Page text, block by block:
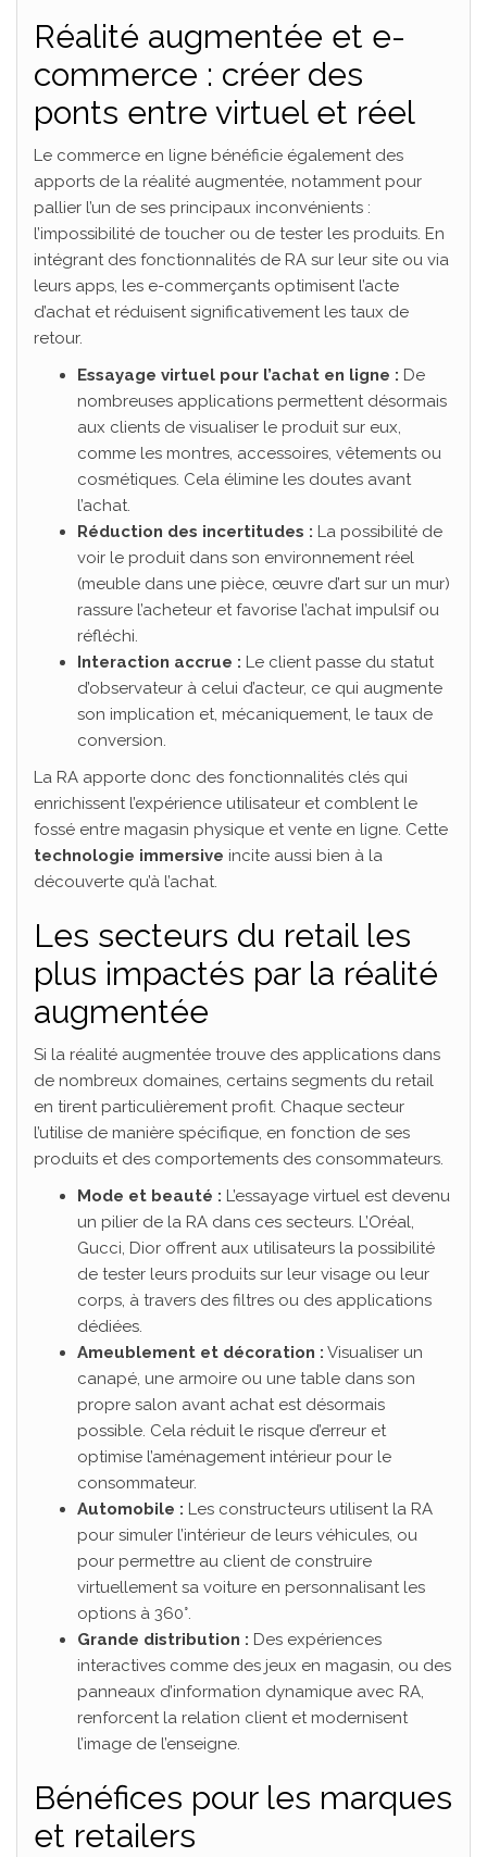
Réalité augmentée et e-
commerce : créer des
ponts entre virtuel et réel
Le commerce en ligne bénéficie également des
apports de la réalité augmentée, notamment pour
pallier l’un de ses principaux inconvénients :
l’impossibilité de toucher ou de tester les produits. En
intégrant des fonctionnalités de RA sur leur site ou via
leurs apps, les e-commerçants optimisent l’acte
d’achat et réduisent significativement les taux de
retour.
Essayage virtuel pour l’achat en ligne : De
nombreuses applications permettent désormais
aux clients de visualiser le produit sur eux,
comme les montres, accessoires, vêtements ou
cosmétiques. Cela élimine les doutes avant
l’achat.
Réduction des incertitudes : La possibilité de
voir le produit dans son environnement réel
(meuble dans une pièce, œuvre d’art sur un mur)
rassure l’acheteur et favorise l’achat impulsif ou
réfléchi.
Interaction accrue : Le client passe du statut
d’observateur à celui d’acteur, ce qui augmente
son implication et, mécaniquement, le taux de
conversion.
La RA apporte donc des fonctionnalités clés qui
enrichissent l’expérience utilisateur et comblent le
fossé entre magasin physique et vente en ligne. Cette
technologie immersive incite aussi bien à la
découverte qu’à l’achat.
Les secteurs du retail les
plus impactés par la réalité
augmentée
Si la réalité augmentée trouve des applications dans
de nombreux domaines, certains segments du retail
en tirent particulièrement profit. Chaque secteur
l’utilise de manière spécifique, en fonction de ses
produits et des comportements des consommateurs.
Mode et beauté : L’essayage virtuel est devenu
un pilier de la RA dans ces secteurs. L’Oréal,
Gucci, Dior offrent aux utilisateurs la possibilité
de tester leurs produits sur leur visage ou leur
corps, à travers des filtres ou des applications
dédiées.
Ameublement et décoration : Visualiser un
canapé, une armoire ou une table dans son
propre salon avant achat est désormais
possible. Cela réduit le risque d’erreur et
optimise l’aménagement intérieur pour le
consommateur.
Automobile : Les constructeurs utilisent la RA
pour simuler l’intérieur de leurs véhicules, ou
pour permettre au client de construire
virtuellement sa voiture en personnalisant les
options à 360°.
Grande distribution : Des expériences
interactives comme des jeux en magasin, ou des
panneaux d’information dynamique avec RA,
renforcent la relation client et modernisent
l’image de l’enseigne.
Bénéfices pour les marques
et retailers